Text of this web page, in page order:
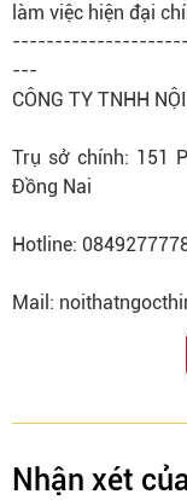
làm việc hiện đại
---
CÔNG TY TNHH
Trụ sở chính: 151
Đồng Nai
Hotline:
Mail:
Nhận xét